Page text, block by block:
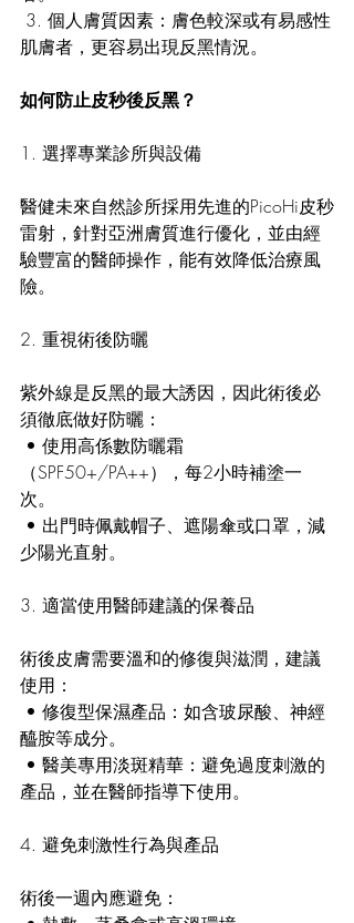
肌膚者，更容易出現反黑情況。
如何防止皮秒後反黑？
1. 選擇專業診所與設備
醫健未來自然診所採用先進的PicoHi皮秒
雷射，針對亞洲膚質進行優化，並由經
驗豐富的醫師操作，能有效降低治療風
險。
2. 重視術後防曬
紫外線是反黑的最大誘因，因此術後必
須徹底做好防曬：
（SPF50+/PA++），每2小時補塗一
次。
少陽光直射。
3. 適當使用醫師建議的保養品
術後皮膚需要溫和的修復與滋潤，建議
使用：
醯胺等成分。
產品，並在醫師指導下使用。
4. 避免刺激性行為與產品
術後一週內應避免：